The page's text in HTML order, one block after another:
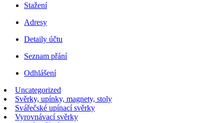
Stažení
Adresy
Detaily účtu
Seznam přání
Odhlášení
Uncategorized
Svěrky, upínky, magnety, stoly
Svářečské upínací svěrky
Vyrovnávací svěrky